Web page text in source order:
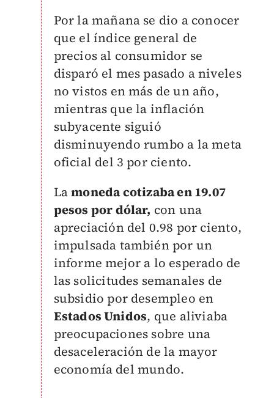
Por la mañana se dio a conocer
que el índice general de
precios al consumidor se
disparó el mes pasado a niveles
no vistos en más de un año,
mientras que la inflación
subyacente siguió
disminuyendo rumbo a la meta
oficial del 3 por ciento.
Lamoneda cotizaba en 19.07
pesos por dólar, con una
apreciación del 0.98 por ciento,
impulsada también por un
informe mejor a lo esperado de
las solicitudes semanales de
subsidio por desempleo en
Estados Unidos, que aliviaba
preocupaciones sobre una
desaceleración de la mayor
economía del mundo.